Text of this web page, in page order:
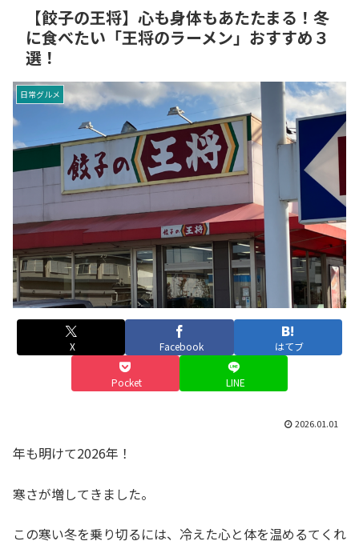
【餃子の王将】心も身体もあたたまる！冬
に食べたい「王将のラーメン」おすすめ３
選！
日常グルメ
X Facebook はてブ
Pocket LINE
2026.01.01
年も明けて2026年！
寒さが増してきました。
この寒い冬を乗り切るには、冷えた心と体を温めるてくれ